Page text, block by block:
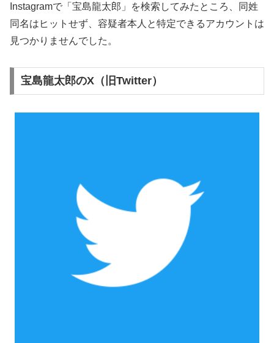
Instagramで「宝島龍太郎」を検索してみたところ、同姓
同名はヒットせず、容疑者本人と特定できるアカウントは
見つかりませんでした。
宝島龍太郎のX（旧Twitter）